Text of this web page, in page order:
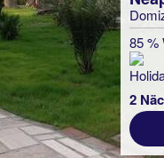
85 %
2